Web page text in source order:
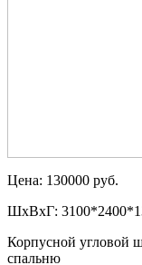
Цена: 130000 руб.
ШxВxГ:
Корпусной угловой
спальню